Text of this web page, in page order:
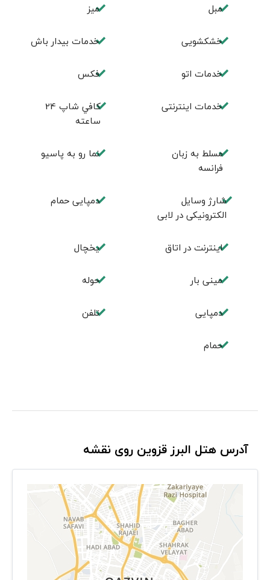
مبل ميز
خشکشویی خدمات بيدار باش
خدمات اتو فكس
خدمات اینترنتی
كافي شاپ 24
ساعته
مسلط به زبان
فرانسه
نما رو به پاسیو
شارژ وسایل
الکترونیکی در لابی
دمپایی حمام
اینترنت در اتاق یخچال
مینی بار حوله
دمپایی تلفن
حمام
آدرس هتل البرز قزوین روی نقشه